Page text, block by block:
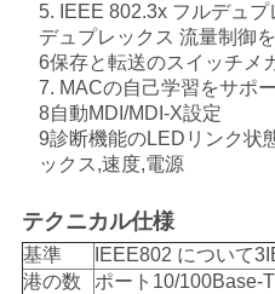
地
図
5. IEEE 802.3x フルデュ
デュプレックス 流量制御
6保存と転送のスイッチメ
7. MACの自己学習をサポ
8自動MDI/MDI-X設定
9診断機能のLEDリンク状
ックス,速度,電源
テクニカル仕様
基準
IEEE802 について
港の数
ポート10/100Base-